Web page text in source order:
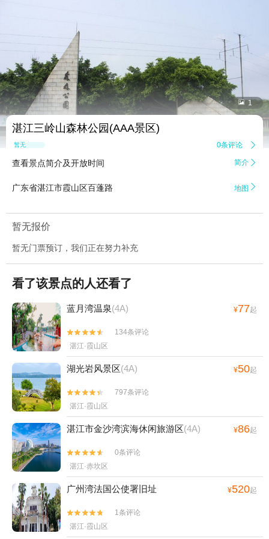
 1
湛江三岭山森林公园(AAA景区)
暂无点评 0条评论 
查看景点简介及开放时间 简介 
广东省湛江市霞山区百蓬路 地图 
暂无报价
暂无门票预订，我们正在努力补充
看了该景点的人还看了
蓝月湾温泉(4A) ¥77起


134条评论
湛江·霞山区
湖光岩风景区(4A) ¥50起


797条评论
湛江·霞山区
湛江市金沙湾滨海休闲旅游区(4A) ¥86起


0条评论
湛江·赤坎区
广州湾法国公使署旧址 ¥520起


1条评论
湛江·霞山区